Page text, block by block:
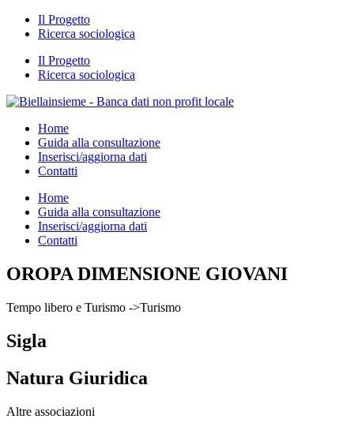
Il Progetto
Ricerca sociologica
Il Progetto
Ricerca sociologica
Home
Guida alla consultazione
Inserisci/aggiorna dati
Contatti
Home
Guida alla consultazione
Inserisci/aggiorna dati
Contatti
OROPA DIMENSIONE GIOVANI
Tempo libero e Turismo ->Turismo
Sigla
Natura Giuridica
Altre associazioni